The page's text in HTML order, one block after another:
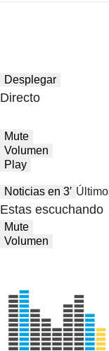
Desplegar
Directo
Mute
Volumen
Play
Noticias en 3′
Estas escuchando
Mute
Volumen